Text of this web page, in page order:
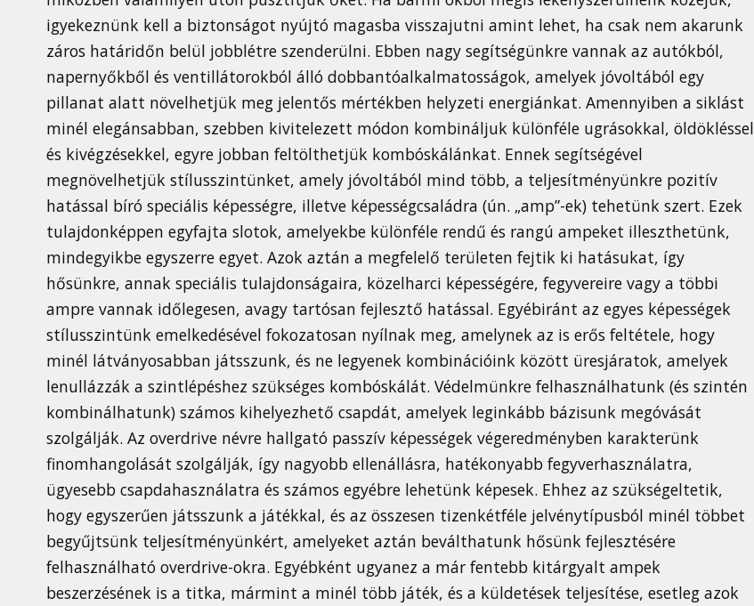
igyekeznünk kell a biztonságot nyújtó magasba visszajutni amint lehet, ha csak nem akarunk
záros határidőn belül jobblétre szenderülni. Ebben nagy segítségünkre vannak az autókból,
napernyőkből és ventillátorokból álló dobbantóalkalmatosságok, amelyek jóvoltából egy
pillanat alatt növelhetjük meg jelentős mértékben helyzeti energiánkat. Amennyiben a siklást
minél elegánsabban, szebben kivitelezett módon kombináljuk különféle ugrásokkal, öldökléssel
és kivégzésekkel, egyre jobban feltölthetjük kombóskálánkat. Ennek segítségével
megnövelhetjük stílusszintünket, amely jóvoltából mind több, a teljesítményünkre pozitív
hatással bíró speciális képességre, illetve képességcsaládra (ún. „amp”-ek) tehetünk szert. Ezek
tulajdonképpen egyfajta slotok, amelyekbe különféle rendű és rangú ampeket illeszthetünk,
mindegyikbe egyszerre egyet. Azok aztán a megfelelő területen fejtik ki hatásukat, így
hősünkre, annak speciális tulajdonságaira, közelharci képességére, fegyvereire vagy a többi
ampre vannak időlegesen, avagy tartósan fejlesztő hatással. Egyébiránt az egyes képességek
stílusszintünk emelkedésével fokozatosan nyílnak meg, amelynek az is erős feltétele, hogy
minél látványosabban játsszunk, és ne legyenek kombinációink között üresjáratok, amelyek
lenullázzák a szintlépéshez szükséges kombóskálát. Védelmünkre felhasználhatunk (és szintén
kombinálhatunk) számos kihelyezhető csapdát, amelyek leginkább bázisunk megóvását
szolgálják. Az overdrive névre hallgató passzív képességek végeredményben karakterünk
finomhangolását szolgálják, így nagyobb ellenállásra, hatékonyabb fegyverhasználatra,
ügyesebb csapdahasználatra és számos egyébre lehetünk képesek. Ehhez az szükségeltetik,
hogy egyszerűen játsszunk a játékkal, és az összesen tizenkétféle jelvénytípusból minél többet
begyűjtsünk teljesítményünkért, amelyeket aztán beválthatunk hősünk fejlesztésére
felhasználható overdrive-okra. Egyébként ugyanez a már fentebb kitárgyalt ampek
beszerzésének is a titka, mármint a minél több játék, és a küldetések teljesítése, esetleg azok